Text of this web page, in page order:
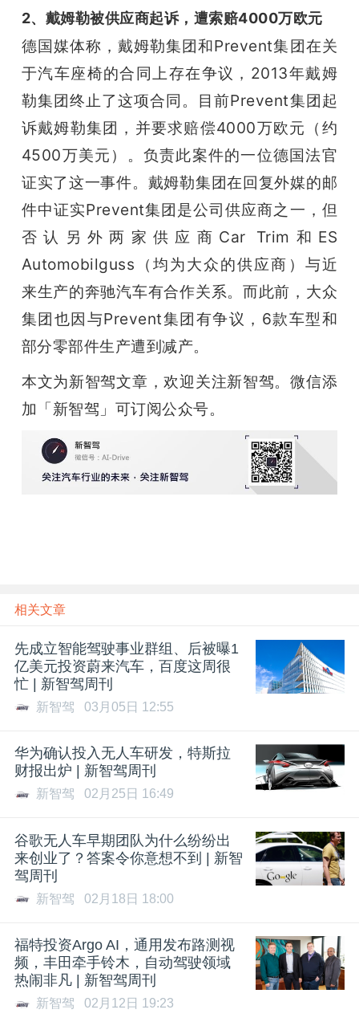
2、戴姆勒被供应商起诉，遭索赔4000万欧元
德国媒体称，戴姆勒集团和Prevent集团在关
于汽车座椅的合同上存在争议，2013年戴姆
勒集团终止了这项合同。 目前Prevent集团起
诉戴姆勒集团，并要求赔偿4000万欧元（约
4500万美元）。负责此案件的一位德国法官
证实了这一事件。 戴姆勒集团在回复外媒的邮
件中证实Prevent集团是公司供应商之一，但
否认另外两家供应商Car Trim和ES
Automobilguss（均为大众的供应商）与近
来生产的奔驰汽车有合作关系。而此前，大众
集团也因与Prevent集团有争议，6款车型和
部分零部件生产遭到减产。
本文为新智驾文章，欢迎关注新智驾。微信添
加「新智驾」可订阅公众号。
相关文章
先成立智能驾驶事业群组、后被曝1
亿美元投资蔚来汽车，百度这周很
忙 | 新智驾周刊
新智驾 03月05日 12:55
华为确认投入无人车研发，特斯拉
财报出炉 | 新智驾周刊
新智驾 02月25日 16:49
谷歌无人车早期团队为什么纷纷出
来创业了？答案令你意想不到 | 新智
驾周刊
新智驾 02月18日 18:00
福特投资Argo AI，通用发布路测视
频，丰田牵手铃木，自动驾驶领域
热闹非凡 | 新智驾周刊
新智驾 02月12日 19:23